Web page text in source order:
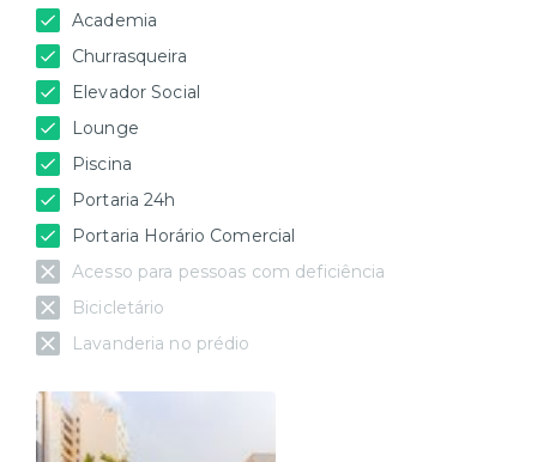
Academia
Churrasqueira
Elevador Social
Lounge
Piscina
Portaria 24h
Portaria Horário Comercial
Acesso para pessoas com deficiência
Bicicletário
Lavanderia no prédio